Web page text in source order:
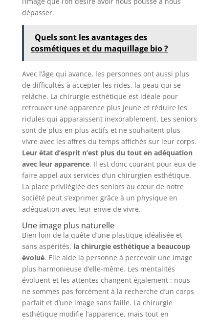
dépasser.
Quels sont les avantages des
cosmétiques et du maquillage bio ?
Avec l’âge qui avance, les personnes ont aussi plus
de difficultés à accepter les rides, la peau qui se
relâche. La chirurgie esthétique est idéale pour
retrouver une apparence plus jeune et réduire les
ridules qui apparaissent inexorablement. Les seniors
sont de plus en plus actifs et ne souhaitent plus
vivre avec les affres du temps affichés sur leur corps.
Leur état d’esprit n’est plus du tout en adéquation
avec leur apparence. Il est donc courant pour eux de
faire appel aux services d’un chirurgien esthétique.
La place privilégiée des seniors au cœur de notre
société peut s’exprimer grâce à un physique en
adéquation avec leur envie de vivre.
Une image plus naturelle
Bien loin de la quête d’une plastique idéalisée et
sans aspérités, la chirurgie esthétique a beaucoup
évolué. Elle aide la personne à percevoir une image
plus harmonieuse d’elle-même. Les mentalités
évoluent et les attentes changent également : nous
ne sommes pas forcément à la recherche d’un corps
parfait et d’une image sans faille. La chirurgie
esthétique modifie l’apparence, mais tout en